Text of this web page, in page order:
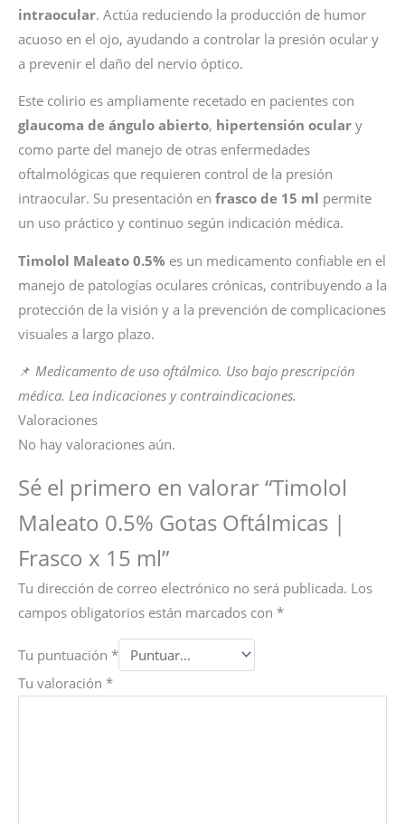
intraocular. Actúa reduciendo la producción de humor
acuoso en el ojo, ayudando a controlar la presión ocular y
a prevenir el daño del nervio óptico.
Este colirio es ampliamente recetado en pacientes con
glaucoma de ángulo abierto, hipertensión ocular y
como parte del manejo de otras enfermedades
oftalmológicas que requieren control de la presión
intraocular. Su presentación en frasco de 15 ml permite
un uso práctico y continuo según indicación médica.
Timolol Maleato 0.5% es un medicamento confiable en el
manejo de patologías oculares crónicas, contribuyendo a la
protección de la visión y a la prevención de complicaciones
visuales a largo plazo.
📌 Medicamento de uso oftálmico. Uso bajo prescripción
médica. Lea indicaciones y contraindicaciones.
Valoraciones
No hay valoraciones aún.
Sé el primero en valorar “Timolol
Maleato 0.5% Gotas Oftálmicas |
Frasco x 15 ml”
Tu dirección de correo electrónico no será publicada. Los
campos obligatorios están marcados con *
Tu puntuación *
Tu valoración *